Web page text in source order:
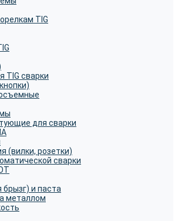
TIG
TIG сварки
для сварки
(вилки, розетки)
сварки
и паста
металлом